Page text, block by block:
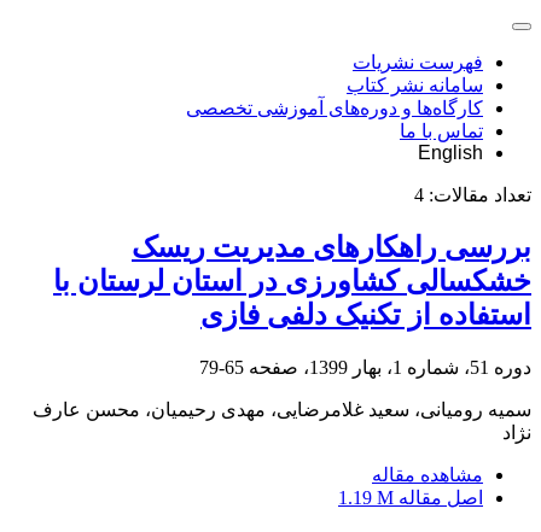
فهرست نشریات
سامانه نشر کتاب
کارگاه‌ها و دوره‌های آموزشی تخصصی
تماس با ما
English
تعداد مقالات: 4
بررسی راهکارهای مدیریت ریسک
خشکسالی کشاورزی در استان لرستان با
استفاده از تکنیک دلفی فازی
دوره 51، شماره 1، بهار 1399، صفحه 65-79
سمیه رومیانی، سعید غلامرضایی، مهدی رحیمیان، محسن عارف
نژاد
مشاهده مقاله
اصل مقاله 1.19 M